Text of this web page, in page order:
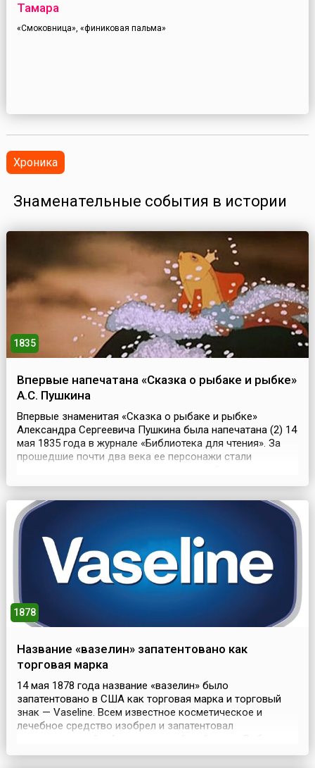
Тамара
«Смоковница», «финиковая пальма»
Хроника
Знаменательные события в истории
1835
Впервые напечатана «Сказка о рыбаке и рыбке»
А.С. Пушкина
Впервые знаменитая «Сказка о рыбаке и рыбке»
Александра Сергеевича Пушкина была напечатана (2) 14
мая 1835 года в журнале «Библиотека для чтения». За
прошедшие почти два века ее персонажи стали
даже сочинили множество анекдотов. По одной из
взял русскую народную сказку «Жадная старуха». В ней
...
1878
Название «вазелин» запатентовано как
торговая марка
14 мая 1878 года название «вазелин» было
запатентовано в США как торговая марка и торговый
знак — Vaseline. Всем известное косметическое и
лечебное средство изобрел и запатентовал
Август Чезбро (англ. Robert Augustus Chesebrough, 1837